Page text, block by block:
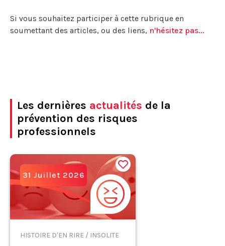
Si vous souhaitez participer à cette rubrique en
soumettant des articles, ou des liens, n'hésitez pas...
Les dernières actualités de la
prévention des risques
professionnels
31 Juillet 2026
HISTOIRE D'EN RIRE / INSOLITE